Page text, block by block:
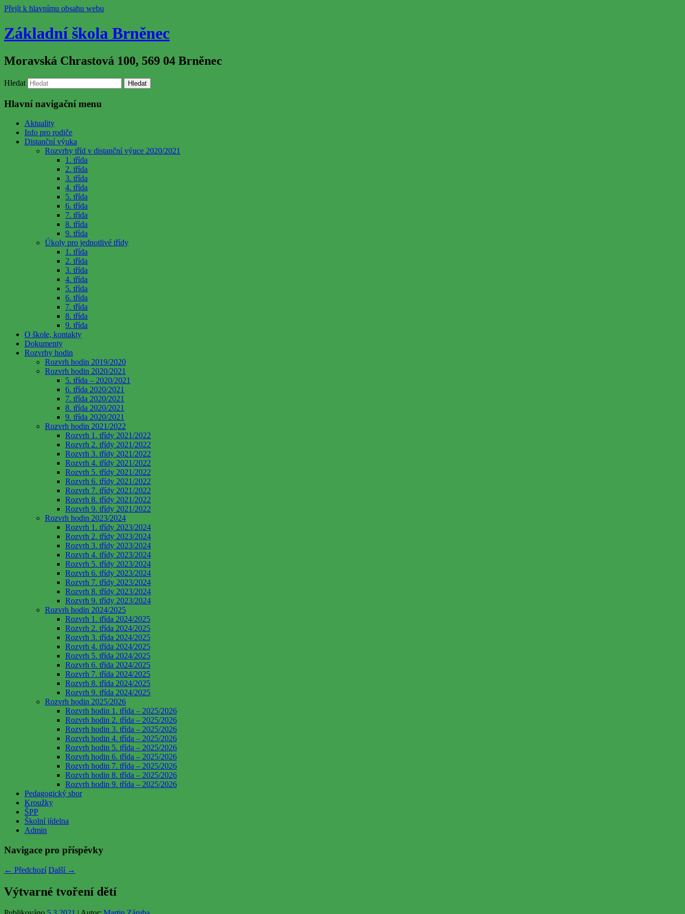
Přejít k hlavnímu obsahu webu
Základní škola Brněnec
Moravská Chrastová 100, 569 04 Brněnec
Hledat
Hlavní navigační menu
Aktuality
Info pro rodiče
Distanční výuka
Rozvrhy tříd v distanční výuce 2020/2021
1. třída
2. třída
3. třída
4. třída
5. třída
6. třída
7. třída
8. třída
9. třída
Úkoly pro jednotlivé třídy
1. třída
2. třída
3. třída
4. třída
5. třída
6. třída
7. třída
8. třída
9. třída
O škole, kontakty
Dokumenty
Rozvrhy hodin
Rozvrh hodin 2019/2020
Rozvrh hodin 2020/2021
5. třída – 2020/2021
6. třída 2020/2021
7. třída 2020/2021
8. třída 2020/2021
9. třída 2020/2021
Rozvrh hodin 2021/2022
Rozvrh 1. třídy 2021/2022
Rozvrh 2. třídy 2021/2022
Rozvrh 3. třídy 2021/2022
Rozvrh 4. třídy 2021/2022
Rozvrh 5. třídy 2021/2022
Rozvrh 6. třídy 2021/2022
Rozvrh 7. třídy 2021/2022
Rozvrh 8. třídy 2021/2022
Rozvrh 9. třídy 2021/2022
Rozvrh hodin 2023/2024
Rozvrh 1. třídy 2023/2024
Rozvrh 2. třídy 2023/2024
Rozvrh 3. třídy 2023/2024
Rozvrh 4. třídy 2023/2024
Rozvrh 5. třídy 2023/2024
Rozvrh 6. třídy 2023/2024
Rozvrh 7. třídy 2023/2024
Rozvrh 8. třídy 2023/2024
Rozvrh 9. třídy 2023/2024
Rozvrh hodin 2024/2025
Rozvrh 1. třída 2024/2025
Rozvrh 2. třída 2024/2025
Rozvrh 3. třída 2024/2025
Rozvrh 4. třída 2024/2025
Rozvrh 5. třída 2024/2025
Rozvrh 6. třída 2024/2025
Rozvrh 7. třída 2024/2025
Rozvrh 8. třída 2024/2025
Rozvrh 9. třída 2024/2025
Rozvrh hodin 2025/2026
Rozvrh hodin 1. třída – 2025/2026
Rozvrh hodin 2. třída – 2025/2026
Rozvrh hodin 3. třída – 2025/2026
Rozvrh hodin 4. třída – 2025/2026
Rozvrh hodin 5. třída – 2025/2026
Rozvrh hodin 6. třída – 2025/2026
Rozvrh hodin 7. třída – 2025/2026
Rozvrh hodin 8. třída – 2025/2026
Rozvrh hodin 9. třída – 2025/2026
Pedagogický sbor
Kroužky
ŠPP
Školní jídelna
Admin
Navigace pro příspěvky
← Předchozí Další →
Výtvarné tvoření dětí